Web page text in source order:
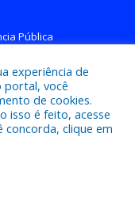
Pública
de Brejo Grande do
experiência de
portal, você
de cookies.
isso é feito, acesse
concorda, clique em